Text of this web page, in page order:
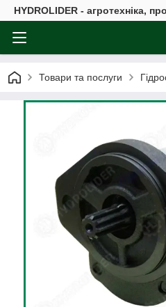
HYDROLIDER - агротехніка,
Товари та послуги